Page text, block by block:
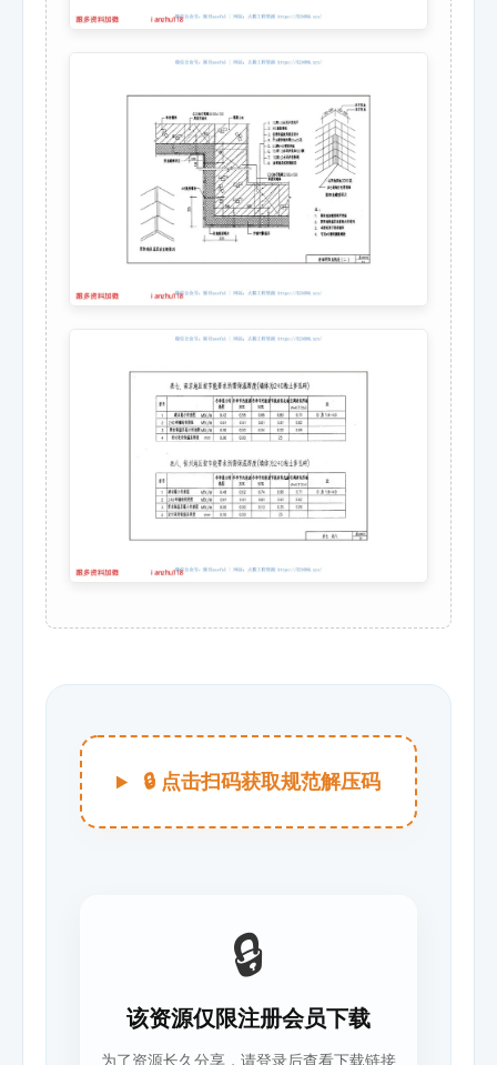
🔒 点击扫码获取规范解压码
🔒
该资源仅限注册会员下载
为了资源长久分享，请登录后查看下载链接